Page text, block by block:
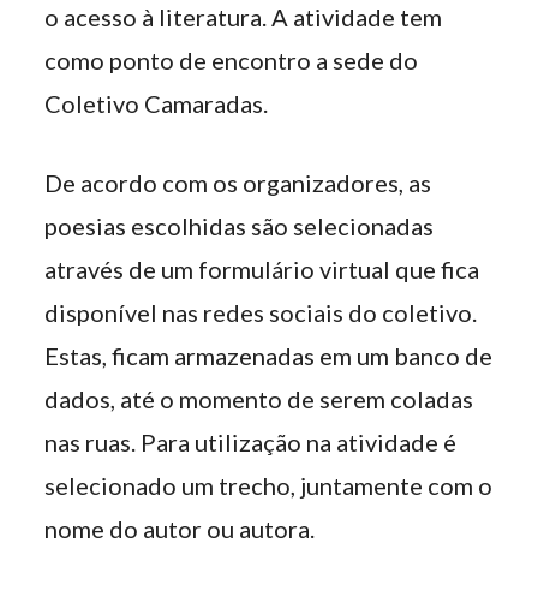
o acesso à literatura. A atividade tem
como ponto de encontro a sede do
Coletivo Camaradas.
De acordo com os organizadores, as
poesias escolhidas são selecionadas
através de um formulário virtual que fica
disponível nas redes sociais do coletivo.
Estas, ficam armazenadas em um banco de
dados, até o momento de serem coladas
nas ruas. Para utilização na atividade é
selecionado um trecho, juntamente com o
nome do autor ou autora.